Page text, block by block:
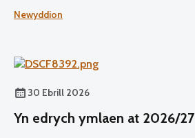
Newyddion
30 Ebrill 2026
Yn edrych ymlaen at 2026/27